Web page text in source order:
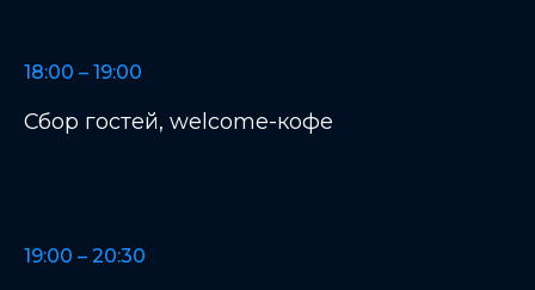
18:00 – 19:00
Сбор гостей, welcome-кофе
19:00 – 20:30